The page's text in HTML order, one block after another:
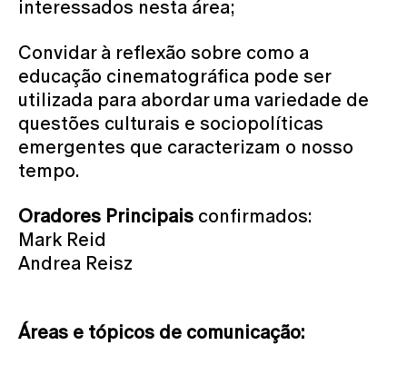
interessados nesta área;
Convidar à reflexão sobre como a
educação cinematográfica pode ser
utilizada para abordar uma variedade de
questões culturais e sociopolíticas
emergentes que caracterizam o nosso
tempo.
Oradores Principais confirmados:
Mark Reid
Andrea Reisz
Áreas e tópicos de comunicação: